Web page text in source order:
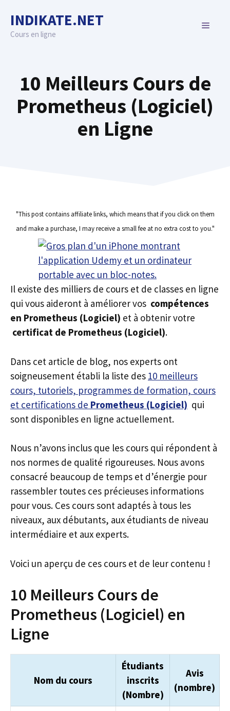
content
INDIKATE.NET
Cours en ligne
MENU
10 Meilleurs Cours de
Prometheus (Logiciel)
en Ligne
"This post contains affiliate links, which means that if you click on them
and make a purchase, I may receive a small fee at no extra cost to you."
Il existe des milliers de cours et de classes en ligne
qui vous aideront à améliorer vos compétences
en Prometheus (Logiciel) et à obtenir votre
certificat de Prometheus (Logiciel).
Dans cet article de blog, nos experts ont
soigneusement établi la liste des 10 meilleurs
cours, tutoriels, programmes de formation, cours
et certifications de Prometheus (Logiciel) qui
sont disponibles en ligne actuellement.
Nous n’avons inclus que les cours qui répondent à
nos normes de qualité rigoureuses. Nous avons
consacré beaucoup de temps et d’énergie pour
rassembler toutes ces précieuses informations
pour vous. Ces cours sont adaptés à tous les
niveaux, aux débutants, aux étudiants de niveau
intermédiaire et aux experts.
Voici un aperçu de ces cours et de leur contenu !
10 Meilleurs Cours de
Prometheus (Logiciel) en
Ligne
Nom du cours
Étudiants
inscrits
(Nombre)
Avis
(nombre)